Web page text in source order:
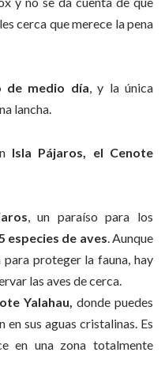
cerca que merece la pena
de medio día, y la única
lancha.
Isla Pájaros, el Cenote
, un paraíso para los
especies de aves. Aunque
proteger la fauna, hay
las aves de cerca.
Yalahau, donde puedes
sus aguas cristalinas. Es
en una zona totalmente